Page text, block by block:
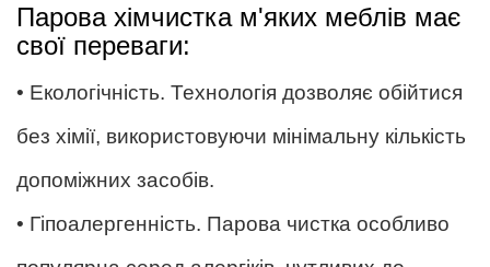
Парова хімчистка м'яких меблів має
свої переваги:
• Екологічність. Технологія дозволяє обійтися
без хімії, використовуючи мінімальну кількість
допоміжних засобів.
• Гіпоалергенність. Парова чистка особливо